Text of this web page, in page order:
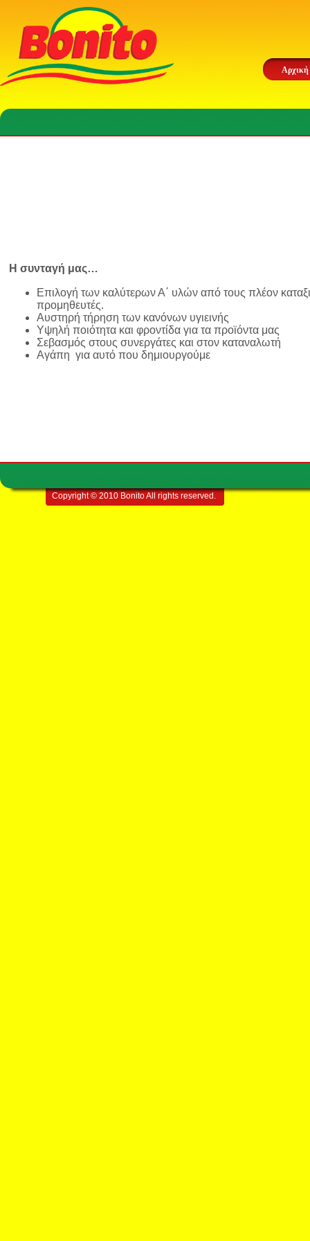
Αρχική
Η συνταγή μας…
Επιλογή των καλύτερων Α΄ υλών από τους πλέον
προμηθευτές.
Αυστηρή τήρηση των κανόνων υγιεινής
Υψηλή ποιότητα και φροντίδα για τα προϊόντα μας
Σεβασμός στους συνεργάτες και στον καταναλωτή
Αγάπη για αυτό που δημιουργούμε
Copyright © 2010 Bonito All rights reserved.